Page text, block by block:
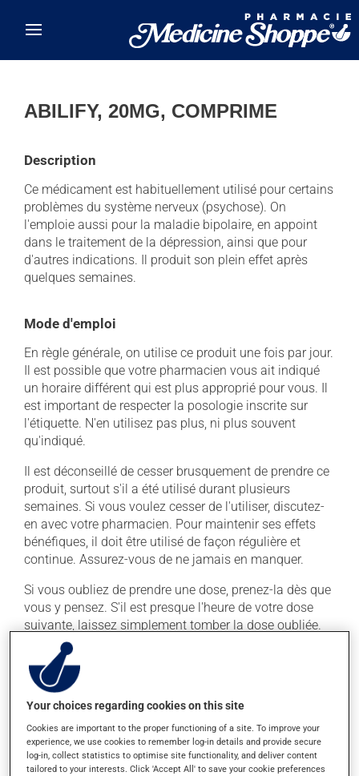
ABILIFY, 20MG, COMPRIME
Description
Ce médicament est habituellement utilisé pour certains
problèmes du système nerveux (psychose). On
l'emploie aussi pour la maladie bipolaire, en appoint
dans le traitement de la dépression, ainsi que pour
d'autres indications. Il produit son plein effet après
quelques semaines.
Mode d'emploi
En règle générale, on utilise ce produit une fois par jour.
Il est possible que votre pharmacien vous ait indiqué
un horaire différent qui est plus approprié pour vous. Il
est important de respecter la posologie inscrite sur
l'étiquette. N'en utilisez pas plus, ni plus souvent
qu'indiqué.
Il est déconseillé de cesser brusquement de prendre ce
produit, surtout s'il a été utilisé durant plusieurs
semaines. Si vous voulez cesser de l'utiliser, discutez-
en avec votre pharmacien. Pour maintenir ses effets
bénéfiques, il doit être utilisé de façon régulière et
continue. Assurez-vous de ne jamais en manquer.
Si vous oubliez de prendre une dose, prenez-la dès que
vous y pensez. S'il est presque l'heure de votre dose
suivante, laissez simplement tomber la dose oubliée.
Ne doublez pas la dose suivante pour tenter de vous
rattraper. Ce médicament peut être pris avec ou sans
nourriture, sans égard aux repas ou aux collations.
Ce médicament peut augmenter les effets de l'alcool.
Limitez la consommation d'alcool à une prise
occasionnelle.
Your choices regarding cookies on this site
Cookies are important to the proper functioning of a site. To improve your
experience, we use cookies to remember log-in details and provide secure
log-in, collect statistics to optimise site functionality, and deliver content
tailored to your interests. Click 'Accept All' to save your cookie preferences